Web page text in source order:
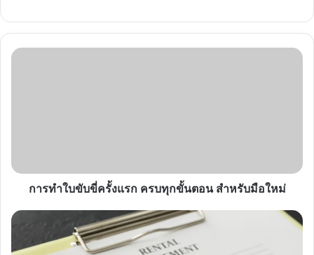
การ
ขั้น
มือ
การทำใบขับขี่ครั้งแรก ครบทุกขั้นตอน สำหรับมือใหม่
ขั้น
การ